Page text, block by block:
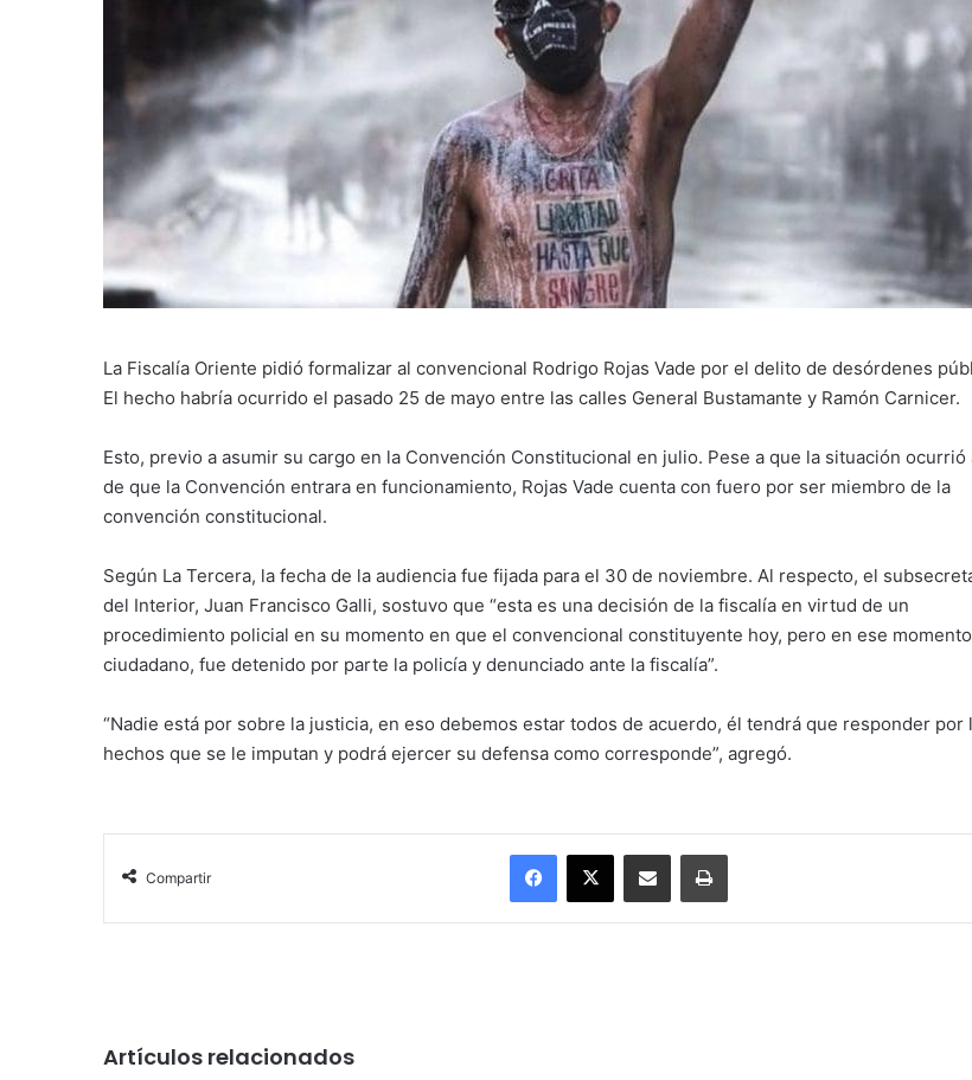
La Fiscalía Oriente pidió formalizar al convencional Rodrigo Rojas Vade por el delito de desórdenes
El hecho habría ocurrido el pasado 25 de mayo entre las calles General Bustamante y Ramón Carnicer.
Esto, previo a asumir su cargo en la Convención Constitucional en julio. Pese a que la situación ocurrió
de que la Convención entrara en funcionamiento, Rojas Vade cuenta con fuero por ser miembro de la
convención constitucional.
Según La Tercera, la fecha de la audiencia fue fijada para el 30 de noviembre. Al respecto, el
del Interior, Juan Francisco Galli, sostuvo que “esta es una decisión de la fiscalía en virtud de un
procedimiento policial en su momento en que el convencional constituyente hoy, pero en ese
ciudadano, fue detenido por parte la policía y denunciado ante la fiscalía”.
“Nadie está por sobre la justicia, en eso debemos estar todos de acuerdo, él tendrá que responder por
hechos que se le imputan y podrá ejercer su defensa como corresponde”, agregó.
Compartir
Facebook
X Enviar vía email Imprimir
Artículos relacionados